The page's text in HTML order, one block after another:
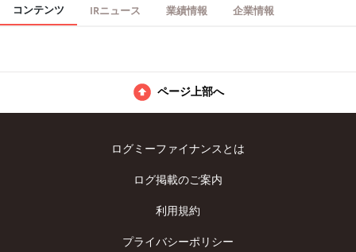
コンテンツ IRニュース 業績情報 企業情報
ページ上部へ
ログミーファイナンスとは
ログ掲載のご案内
利用規約
プライバシーポリシー